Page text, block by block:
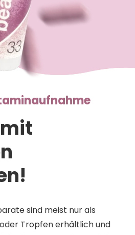
sind meist nur als
Tropfen erhältlich und